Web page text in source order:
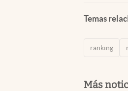
Temas
ranking
Más